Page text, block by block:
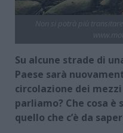
Su alcune strade di
Paese sarà
circolazione dei
parliamo? Che cosa è
quello che c’è da